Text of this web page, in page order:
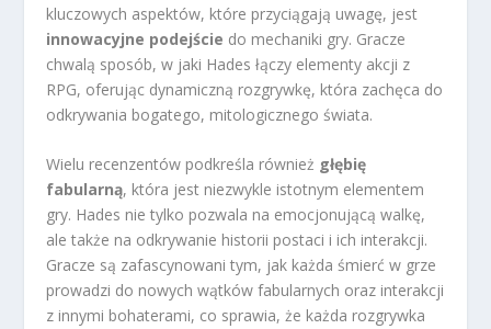
kluczowych aspektów, które przyciągają uwagę, jest
innowacyjne podejście do mechaniki gry. Gracze
chwalą sposób, w jaki Hades łączy elementy akcji z
RPG, oferując dynamiczną rozgrywkę, która zachęca do
odkrywania bogatego, mitologicznego świata.
Wielu recenzentów podkreśla również głębię
fabularną, która jest niezwykle istotnym elementem
gry. Hades nie tylko pozwala na emocjonującą walkę,
ale także na odkrywanie historii postaci i ich interakcji.
Gracze są zafascynowani tym, jak każda śmierć w grze
prowadzi do nowych wątków fabularnych oraz interakcji
z innymi bohaterami, co sprawia, że każda rozgrywka